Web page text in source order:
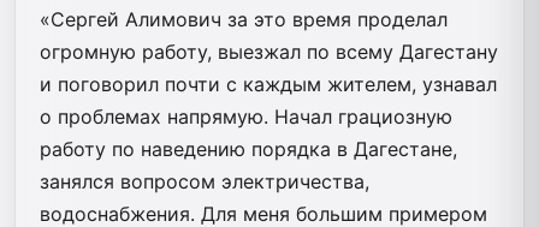
«Сергей Алимович за это время проделал
огромную работу, выезжал по всему Дагестану
и поговорил почти с каждым жителем, узнавал
о проблемах напрямую. Начал грациозную
работу по наведению порядка в Дагестане,
занялся вопросом электричества,
водоснабжения. Для меня большим примером